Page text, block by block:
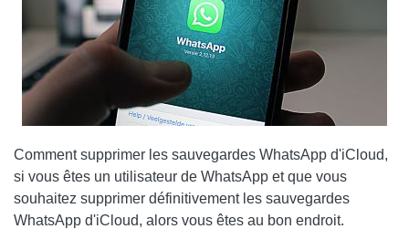
Comment supprimer les sauvegardes WhatsApp d'iCloud,
si vous êtes un utilisateur de WhatsApp et que vous
souhaitez supprimer définitivement les sauvegardes
WhatsApp d'iCloud, alors vous êtes au bon endroit.